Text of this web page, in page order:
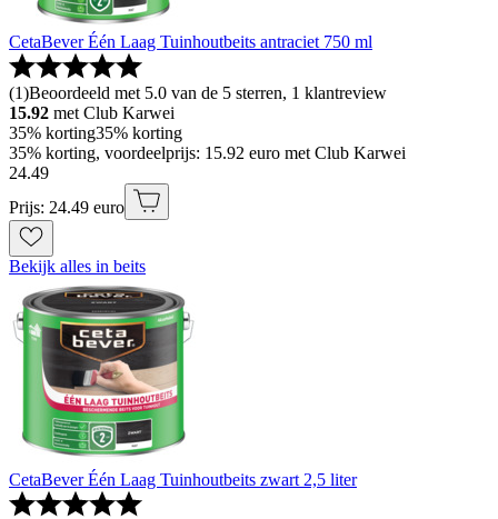
CetaBever Één Laag Tuinhoutbeits antraciet 750 ml
(1)Beoordeeld met 5.0 van de 5 sterren, 1 klantreview
15.92 met Club Karwei
35% korting35% korting
35% korting, voordeelprijs: 15.92 euro met Club Karwei
24.49
Prijs: 24.49 euro
Bekijk alles in beits
CetaBever Één Laag Tuinhoutbeits zwart 2,5 liter